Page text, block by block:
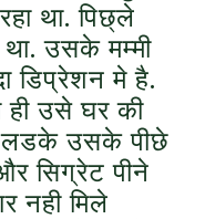
था. पिछ्ले
उसके मम्मी
डिप्रेशन मे है.
ही उसे घर की
उसके पीछे
सिग्रेट पीने
नही मिले